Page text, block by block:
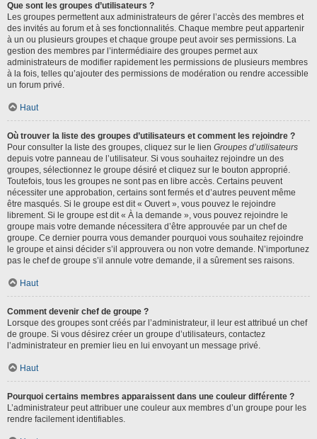
Que sont les groupes d’utilisateurs ?
Les groupes permettent aux administrateurs de gérer l’accès des membres et
des invités au forum et à ses fonctionnalités. Chaque membre peut appartenir
à un ou plusieurs groupes et chaque groupe peut avoir ses permissions. La
gestion des membres par l’intermédiaire des groupes permet aux
administrateurs de modifier rapidement les permissions de plusieurs membres
à la fois, telles qu’ajouter des permissions de modération ou rendre accessible
un forum privé.
Haut
Où trouver la liste des groupes d’utilisateurs et comment les rejoindre ?
Pour consulter la liste des groupes, cliquez sur le lien Groupes d’utilisateurs
depuis votre panneau de l’utilisateur. Si vous souhaitez rejoindre un des
groupes, sélectionnez le groupe désiré et cliquez sur le bouton approprié.
Toutefois, tous les groupes ne sont pas en libre accès. Certains peuvent
nécessiter une approbation, certains sont fermés et d’autres peuvent même
être masqués. Si le groupe est dit « Ouvert », vous pouvez le rejoindre
librement. Si le groupe est dit « À la demande », vous pouvez rejoindre le
groupe mais votre demande nécessitera d’être approuvée par un chef de
groupe. Ce dernier pourra vous demander pourquoi vous souhaitez rejoindre
le groupe et ainsi décider s’il approuvera ou non votre demande. N’importunez
pas le chef de groupe s’il annule votre demande, il a sûrement ses raisons.
Haut
Comment devenir chef de groupe ?
Lorsque des groupes sont créés par l’administrateur, il leur est attribué un chef
de groupe. Si vous désirez créer un groupe d’utilisateurs, contactez
l’administrateur en premier lieu en lui envoyant un message privé.
Haut
Pourquoi certains membres apparaissent dans une couleur différente ?
L’administrateur peut attribuer une couleur aux membres d’un groupe pour les
rendre facilement identifiables.